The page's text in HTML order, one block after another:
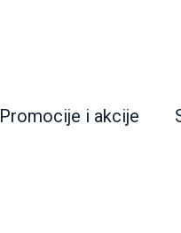
Promocije i akcije